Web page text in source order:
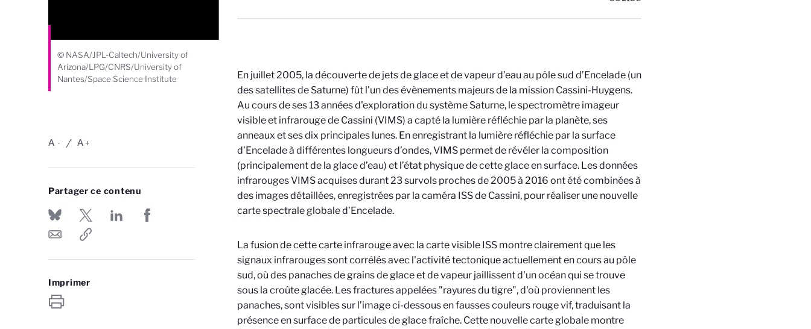
© NASA/JPL-Caltech/University of
Arizona/LPG/CNRS/University of
Nantes/Space Science Institute
-
A +
A
Partager ce contenu
Imprimer
En juillet 2005, la découverte de jets de glace et de vapeur d’eau au pôle sud d’Encelade (un
des satellites de Saturne) fût l’un des évènements majeurs de la mission Cassini-Huygens.
Au cours de ses 13 années d'exploration du système Saturne, le spectromètre imageur
visible et infrarouge de Cassini (VIMS) a capté la lumière réfléchie par la planète, ses
anneaux et ses dix principales lunes. En enregistrant la lumière réfléchie par la surface
d’Encelade à différentes longueurs d’ondes, VIMS permet de révéler la composition
(principalement de la glace d’eau) et l’état physique de cette glace en surface. Les données
infrarouges VIMS acquises durant 23 survols proches de 2005 à 2016 ont été combinées à
des images détaillées, enregistrées par la caméra ISS de Cassini, pour réaliser une nouvelle
carte spectrale globale d’Encelade.
La fusion de cette carte infrarouge avec la carte visible ISS montre clairement que les
signaux infrarouges sont corrélés avec l'activité tectonique actuellement en cours au pôle
sud, où des panaches de grains de glace et de vapeur jaillissent d'un océan qui se trouve
sous la croûte glacée. Les fractures appelées "rayures du tigre", d'où proviennent les
panaches, sont visibles sur l’image ci-dessous en fausses couleurs rouge vif, traduisant la
présence en surface de particules de glace fraîche. Cette nouvelle carte globale montre